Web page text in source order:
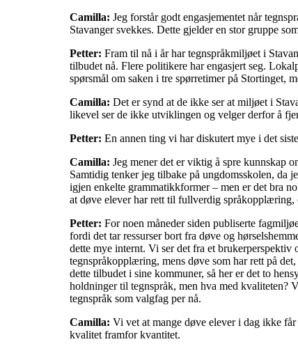
Camilla: Jeg forstår godt engasjementet når
Stavanger svekkes. Dette gjelder en stor gruppe
Petter: Fram til nå i år har tegnspråkmiljøet i
tilbudet nå. Flere politikere har engasjert seg.
spørsmål om saken i tre spørretimer på Stortinget,
Camilla: Det er synd at de ikke ser at miljøet i
likevel ser de ikke utviklingen og velger derfor å
Petter: En annen ting vi har diskutert mye i det
Camilla: Jeg mener det er viktig å spre kunnskap
Samtidig tenker jeg tilbake på ungdomsskolen, da
igjen enkelte grammatikkformer – men er det bra
at døve elever har rett til fullverdig
Petter: For noen måneder siden publiserte
fordi det tar ressurser bort fra døve og
dette mye internt. Vi ser det fra et
tegnspråkopplæring, mens døve som har rett på
dette tilbudet i sine kommuner, så her er det to
holdninger til tegnspråk, men hva med
tegnspråk som valgfag per nå.
Camilla: Vi vet at mange døve elever i dag ikke
kvalitet framfor kvantitet.